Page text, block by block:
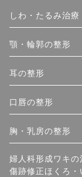
しわ・たるみ治療
顎・輪郭の整形
耳の整形
口唇の整形
胸・乳房の整形
婦人科形成ワキの
傷跡修正ほくろ・